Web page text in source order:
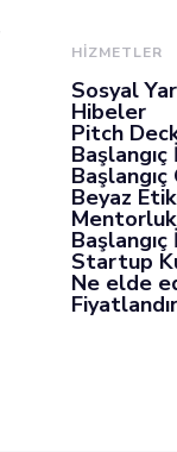
HİZMETLER
Sosyal
Hibeler
Pitch
Beyaz
Startup
Ne elde